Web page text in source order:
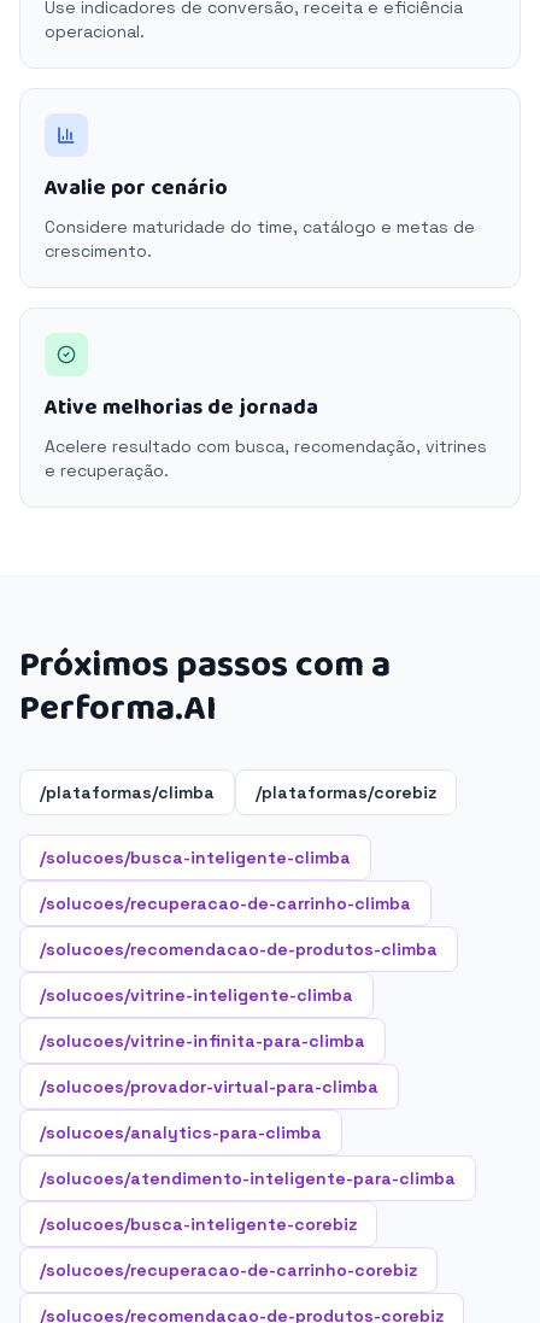
Use indicadores de conversão, receita e eficiência
operacional.
Avalie por cenário
Considere maturidade do time, catálogo e metas de
crescimento.
Ative melhorias de jornada
Acelere resultado com busca, recomendação, vitrines
e recuperação.
Próximos passos com a
Performa.AI
/plataformas/climba /plataformas/corebiz
/solucoes/busca-inteligente-climba
/solucoes/recuperacao-de-carrinho-climba
/solucoes/recomendacao-de-produtos-climba
/solucoes/vitrine-inteligente-climba
/solucoes/vitrine-infinita-para-climba
/solucoes/provador-virtual-para-climba
/solucoes/analytics-para-climba
/solucoes/atendimento-inteligente-para-climba
/solucoes/busca-inteligente-corebiz
/solucoes/recuperacao-de-carrinho-corebiz
/solucoes/recomendacao-de-produtos-corebiz